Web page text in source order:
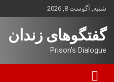
بروید
شنبه, آگوست 8, 2026
گفتگوهای زندان
Prison's Dialogue